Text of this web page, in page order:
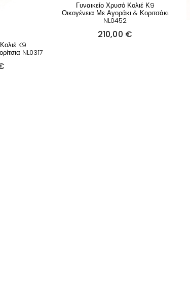
K9
NL0317
Γυναικείο Χρυσό Κολιέ Κ9
Οικογένεια Με Αγοράκι & Κοριτσάκι
NL0452
210,00 €